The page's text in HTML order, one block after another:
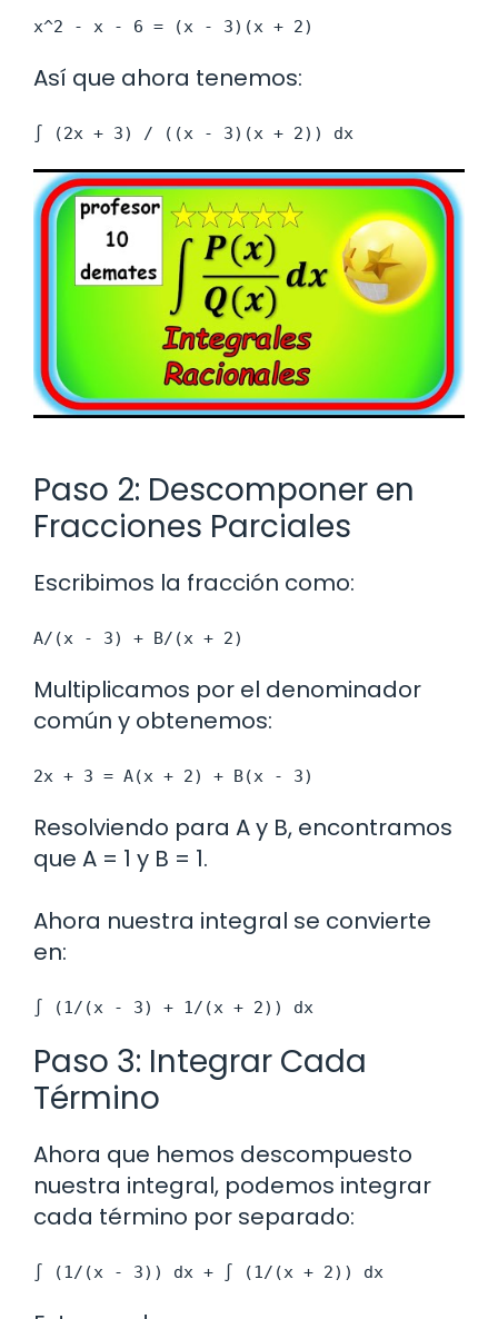
x^2 - x - 6 = (x - 3)(x + 2)
Así que ahora tenemos:
∫ (2x + 3) / ((x - 3)(x + 2)) dx
Paso 2: Descomponer en
Fracciones Parciales
Escribimos la fracción como:
A/(x - 3) + B/(x + 2)
Multiplicamos por el denominador
común y obtenemos:
2x + 3 = A(x + 2) + B(x - 3)
Resolviendo para A y B, encontramos
que A = 1 y B = 1.
Ahora nuestra integral se convierte
en:
∫ (1/(x - 3) + 1/(x + 2)) dx
Paso 3: Integrar Cada
Término
Ahora que hemos descompuesto
nuestra integral, podemos integrar
cada término por separado:
∫ (1/(x - 3)) dx + ∫ (1/(x + 2)) dx